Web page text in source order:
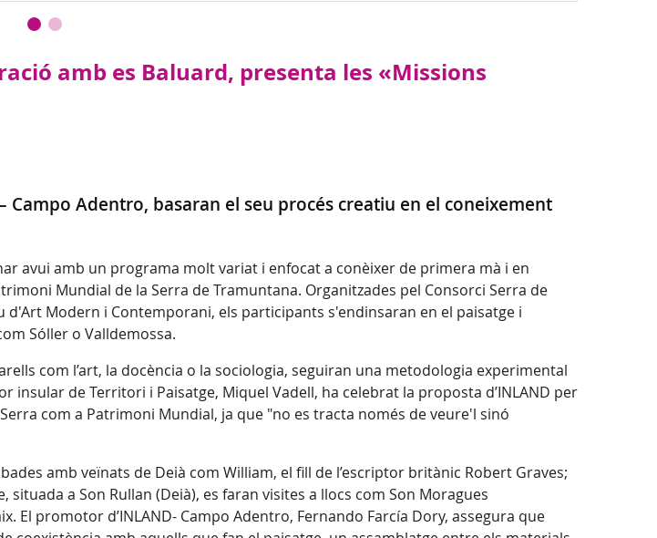
amb es Baluard, presenta les «Missions
Adentro, basaran el seu procés creatiu en el coneixement
avui amb un programa molt variat i enfocat a conèixer de primera mà i en
Mundial de la Serra de Tramuntana. Organitzades pel Consorci Serra de
Modern i Contemporani, els participants s'endinsaran en el paisatge i
Sóller o Valldemossa.
com l’art, la docència o la sociologia, seguiran una metodologia experimental
insular de Territori i Paisatge, Miquel Vadell, ha celebrat la proposta d’INLAND per
com a Patrimoni Mundial, ja que "no es tracta només de veure'l sinó
amb veïnats de Deià com William, el fill de l’escriptor britànic Robert Graves;
situada a Son Rullan (Deià), es faran visites a llocs com Son Moragues
El promotor d’INLAND- Campo Adentro, Fernando Farcía Dory, assegura que